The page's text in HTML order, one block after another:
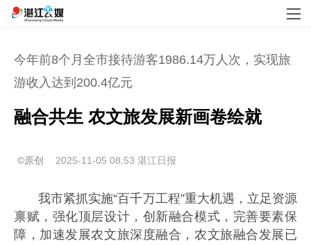
今年前8个月全市接待游客1986.14万人次，实现旅
游收入达到200.4亿元
融合共生 农文旅发展新画卷绘就
©原创 2025-11-05 08:53 湛江日报
我市紧抓实施“百千万工程”重大机遇，立足资源
禀赋，强化顶层设计，创新融合模式，完善要素保
障，加速发展农文旅深度融合，农文旅融合发展已